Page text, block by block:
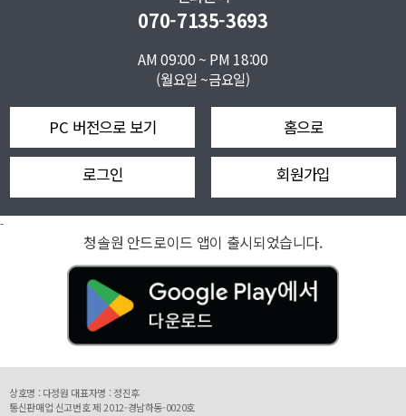
070-7135-3693
AM 09:00 ~ PM 18:00
(월요일 ~금요일)
PC 버전으로 보기 홈으로
로그인 회원가입
-
청솔원 안드로이드 앱이 출시되었습니다.
상호명 : 다정원 대표자명 : 정진후
통신판매업 신고번호 제 2012-경남하동-0020호